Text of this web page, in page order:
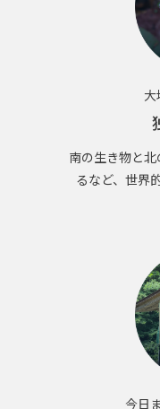
大
南の生き物と
るなど、世界
今日